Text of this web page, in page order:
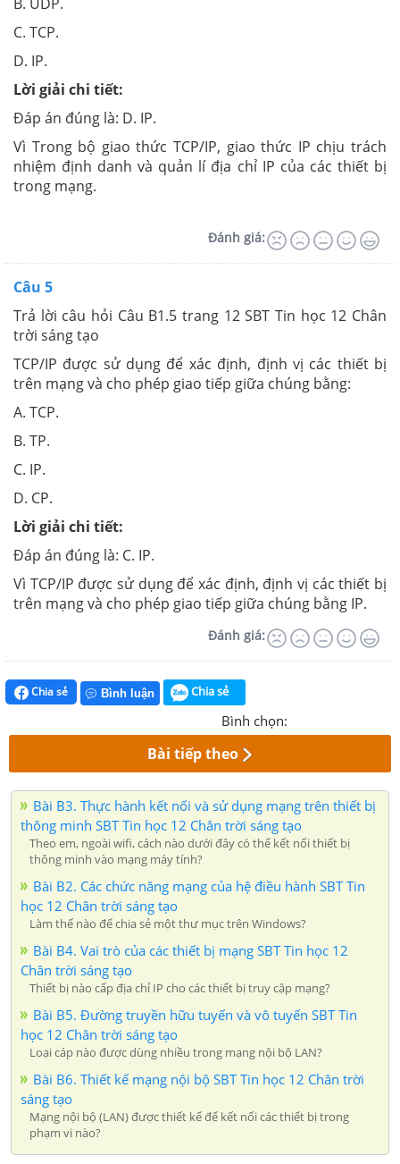
C. TCP.
D. IP.
Lời giải chi tiết:
Đáp án đúng là: D. IP.
Vì Trong bộ giao thức TCP/IP, giao thức IP chịu trách
nhiệm định danh và quản lí địa chỉ IP của các thiết bị
trong mạng.
Đánh giá:
Câu 5
Trả lời câu hỏi Câu B1.5 trang 12 SBT Tin học 12 Chân
trời sáng tạo
TCP/IP được sử dụng để xác định, định vị các thiết bị
trên mạng và cho phép giao tiếp giữa chúng bằng:
A. TCP.
B. TP.
C. IP.
D. CP.
Lời giải chi tiết:
Đáp án đúng là: C. IP.
Vì TCP/IP được sử dụng để xác định, định vị các thiết bị
trên mạng và cho phép giao tiếp giữa chúng bằng IP.
Đánh giá:
Chia sẻ Bình luận Chia sẻ
Bình chọn:
Bài tiếp theo
Bài B3. Thực hành kết nối và sử dụng mạng trên thiết bị
thông minh SBT Tin học 12 Chân trời sáng tạo
Theo em, ngoài wifi, cách nào dưới đây có thể kết nối thiết bị
thông minh vào mạng máy tính?
Bài B2. Các chức năng mạng của hệ điều hành SBT Tin
học 12 Chân trời sáng tạo
Làm thế nào để chia sẻ một thư mục trên Windows?
Bài B4. Vai trò của các thiết bị mạng SBT Tin học 12
Chân trời sáng tạo
Thiết bị nào cấp địa chỉ IP cho các thiết bị truy cập mạng?
Bài B5. Đường truyền hữu tuyến và vô tuyến SBT Tin
học 12 Chân trời sáng tạo
Loại cáp nào được dùng nhiều trong mạng nội bộ LAN?
Bài B6. Thiết kế mạng nội bộ SBT Tin học 12 Chân trời
sáng tạo
Mạng nội bộ (LAN) được thiết kế để kết nối các thiết bị trong
phạm vi nào?